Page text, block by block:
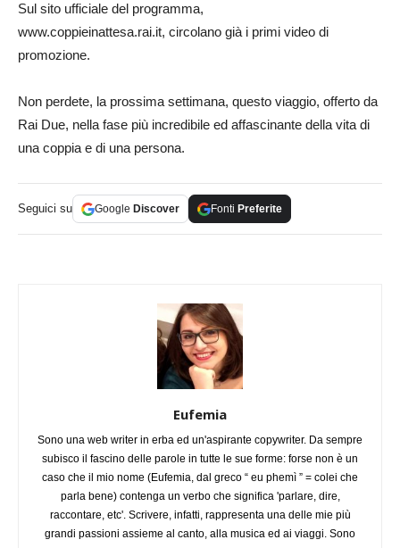
Sul sito ufficiale del programma,
www.coppieinattesa.rai.it, circolano già i primi video di
promozione.
Non perdete, la prossima settimana, questo viaggio, offerto da
Rai Due, nella fase più incredibile ed affascinante della vita di
una coppia e di una persona.
Seguici su Google Discover Fonti Preferite
Eufemia
Sono una web writer in erba ed un'aspirante copywriter. Da sempre
subisco il fascino delle parole in tutte le sue forme: forse non è un
caso che il mio nome (Eufemia, dal greco “ eu phemì ” = colei che
parla bene) contenga un verbo che significa 'parlare, dire,
raccontare, etc'. Scrivere, infatti, rappresenta una delle mie più
grandi passioni assieme al canto, alla musica ed ai viaggi. Sono